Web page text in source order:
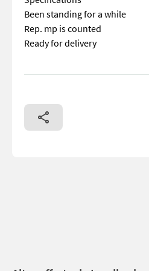
Been standing for a while
Rep. mp is counted
Ready for delivery
== Mer informasjon (NO) ==